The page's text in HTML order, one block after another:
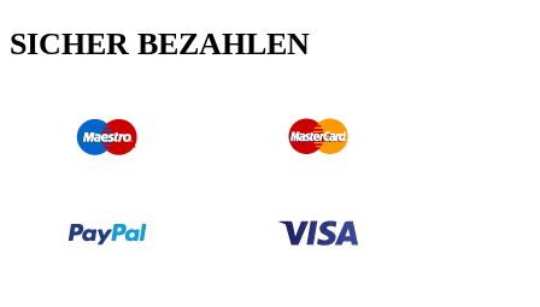
SICHER BEZAHLEN